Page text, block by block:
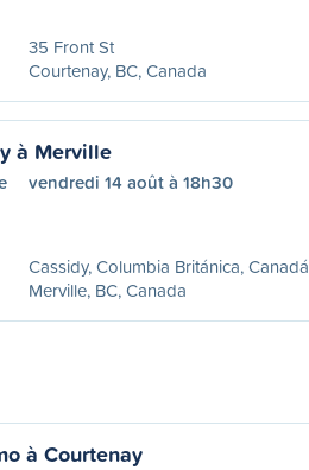
35 Front St
Courtenay, BC, Canada
à Merville
vendredi 14 août à 18h30
Cassidy, Columbia Británica, Canadá
Merville, BC, Canada
à Courtenay